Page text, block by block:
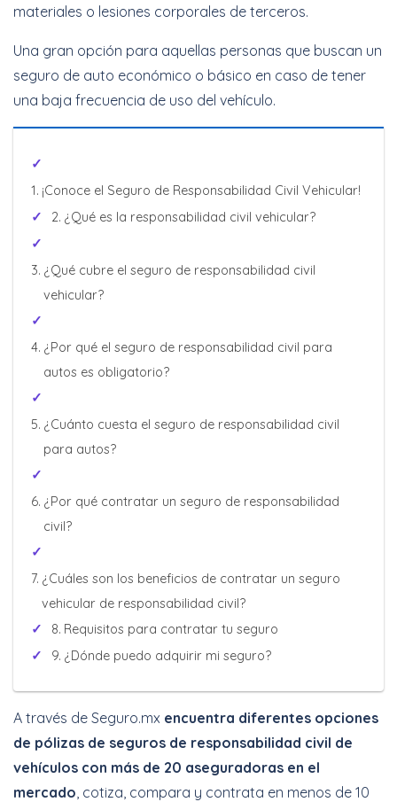
Cotizar Ahora
materiales o lesiones corporales de terceros.
Una gran opción para aquellas personas que buscan un
seguro de auto económico o básico en caso de tener
una baja frecuencia de uso del vehículo.
¡Conoce el Seguro de Responsabilidad Civil Vehicular!
¿Qué es la responsabilidad civil vehicular?
¿Qué cubre el seguro de responsabilidad civil
vehicular?
¿Por qué el seguro de responsabilidad civil para
autos es obligatorio?
¿Cuánto cuesta el seguro de responsabilidad civil
para autos?
¿Por qué contratar un seguro de responsabilidad
civil?
¿Cuáles son los beneficios de contratar un seguro
vehicular de responsabilidad civil?
Requisitos para contratar tu seguro
¿Dónde puedo adquirir mi seguro?
A través de Seguro.mx encuentra diferentes opciones
de pólizas de seguros de responsabilidad civil de
vehículos con más de 20 aseguradoras en el
mercado, cotiza, compara y contrata en menos de 10